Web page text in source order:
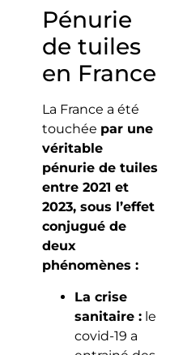
Pénurie
de tuiles
en France
La France a été
touchée par une
véritable
pénurie de tuiles
entre 2021 et
2023, sous l’effet
conjugué de
deux
phénomènes :
La crise
sanitaire :le
covid-19 a